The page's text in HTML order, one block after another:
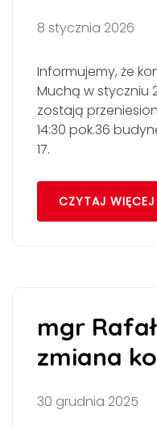
8 stycznia 2026
Informujemy, że
Muchą w styczniu
zostają
14:30 pok.36
17.
CZYTAJ WIĘCEJ
mgr
zmiana
30 grudnia 2025